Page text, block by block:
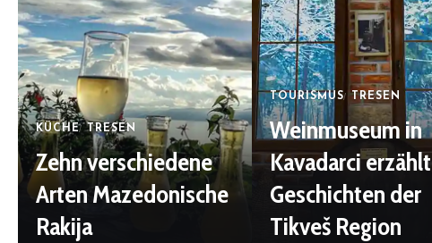
KÜCHE TRESEN
Zehn verschiedene
Arten Mazedonische
Rakija
TOURISMUS TRESEN
Weinmuseum in
Kavadarci erzählt
Geschichten der
Tikveš Region